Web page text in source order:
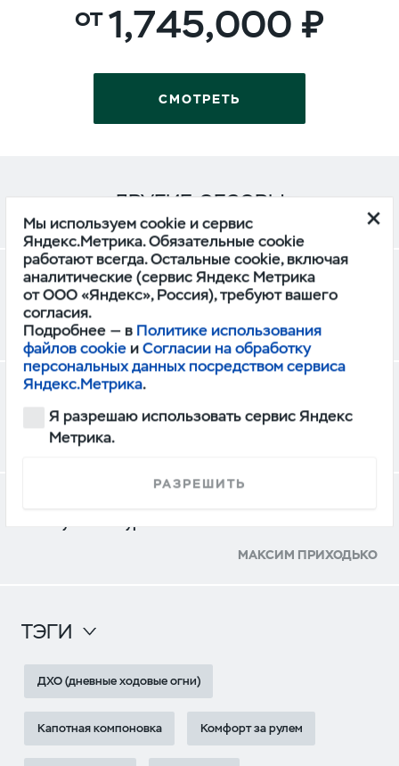
1,745,000
СМОТРЕТЬ
ДРУГИЕ ОБЗОРЫ
УАЗ Профи превратили в уникальный
топливозаправщик
СТАНИСЛАВ ВЬЮГА
Легко ли быть водителем «Профи»: тест-драйв
фургона от УАЗ с газобалонным оборудованием
МАКСИМ ПРИХОДЬКО
ТЭГИ
ДХО (дневные ходовые огни)
Капотная компоновка Комфорт за рулем
Мы используем cookie и сервис
Яндекс.Метрика. Обязательные cookie
работают всегда. Остальные cookie, включая
аналитические (сервис Яндекс Метрика
от ООО «Яндекс», Россия), требуют вашего
согласия.
Подробнее — в Политике использования
файлов cookie иСогласии на обработку
персональных данных посредством сервиса
Яндекс.Метрика.
Я разрешаю использовать сервис Яндекс
Метрика.
РАЗРЕШИТЬ